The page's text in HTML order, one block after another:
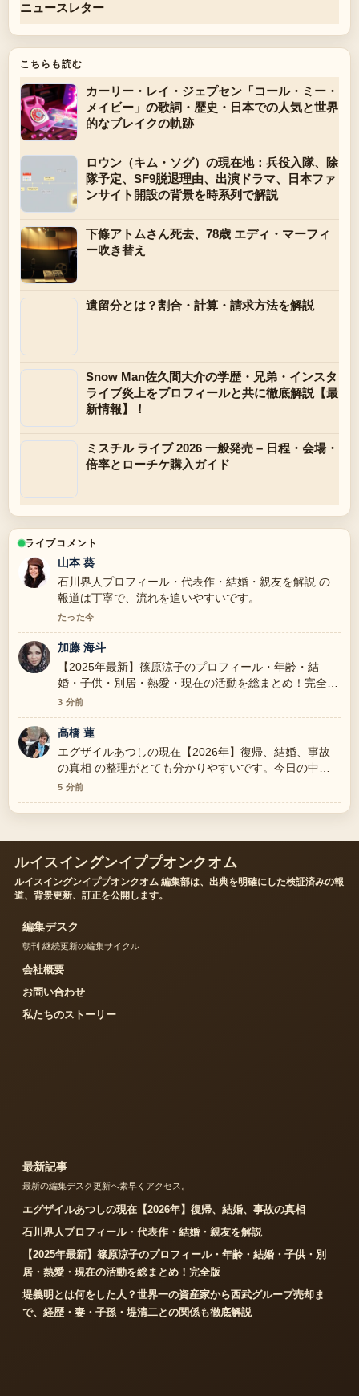
ニュースレター
こちらも読む
カーリー・レイ・ジェプセン「コール・ミー・
メイビー」の歌詞・歴史・日本での人気と世界
的なブレイクの軌跡
ロウン（キム・ソグ）の現在地：兵役入隊、除
隊予定、SF9脱退理由、出演ドラマ、日本ファ
ンサイト開設の背景を時系列で解説
下條アトムさん死去、78歳 エディ・マーフィ
ー吹き替え
遺留分とは？割合・計算・請求方法を解説
Snow Man佐久間大介の学歴・兄弟・インスタ
ライブ炎上をプロフィールと共に徹底解説【最
新情報】！
ミスチル ライブ 2026 一般発売 – 日程・会場・
倍率とローチケ購入ガイド
ライブコメント
山本 葵
石川界人プロフィール・代表作・結婚・親友を解説 の
報道は丁寧で、流れを追いやすいです。
たった今
加藤 海斗
【2025年最新】篠原涼子のプロフィール・年齢・結
婚・子供・別居・熱愛・現在の活動を総まとめ！完全版
周辺の検証がしっかりしていて安心感があります。
3 分前
高橋 蓮
エグザイルあつしの現在【2026年】復帰、結婚、事故
の真相 の整理がとても分かりやすいです。今日の中で
も特に読みやすいです。
5 分前
ルイスイングンイププオンクオム
ルイスイングンイププオンクオム 編集部は、出典を明確にした検証済みの報
道、背景更新、訂正を公開します。
編集デスク
朝刊 継続更新の編集サイクル
会社概要
お問い合わせ
私たちのストーリー
最新記事
最新の編集デスク更新へ素早くアクセス。
エグザイルあつしの現在【2026年】復帰、結婚、事故の真相
石川界人プロフィール・代表作・結婚・親友を解説
【2025年最新】篠原涼子のプロフィール・年齢・結婚・子供・別
居・熱愛・現在の活動を総まとめ！完全版
堤義明とは何をした人？世界一の資産家から西武グループ売却ま
で、経歴・妻・子孫・堤清二との関係も徹底解説